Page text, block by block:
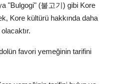
"Bulgogi" (불고기) gibi Kore
Kore kültürü hakkında daha
favori yemeğinin tarifini